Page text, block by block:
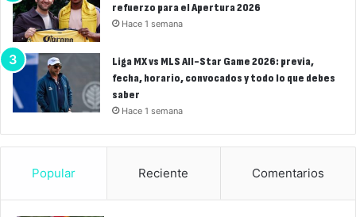
refuerzo para el Apertura 2026
Hace 1 semana
Liga MX vs MLS All-Star Game 2026: previa,
fecha, horario, convocados y todo lo que debes
saber
Hace 1 semana
Popular Reciente Comentarios